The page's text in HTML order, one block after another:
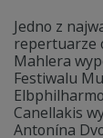
Jedno z
repertuarze
Mahlera
Festiwalu
Canellakis
Antonína